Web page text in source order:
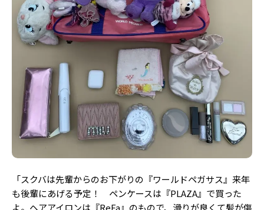
Follow us
ST member
新規会員登録・ログイン
「スクバは先輩からのお下がりの『ワールドペガサス』来年
も後輩にあげる予定！ ペンケースは『PLAZA』で買った
よ。ヘアアイロンは『ReFa』のもので、滑りが良くて髪が傷